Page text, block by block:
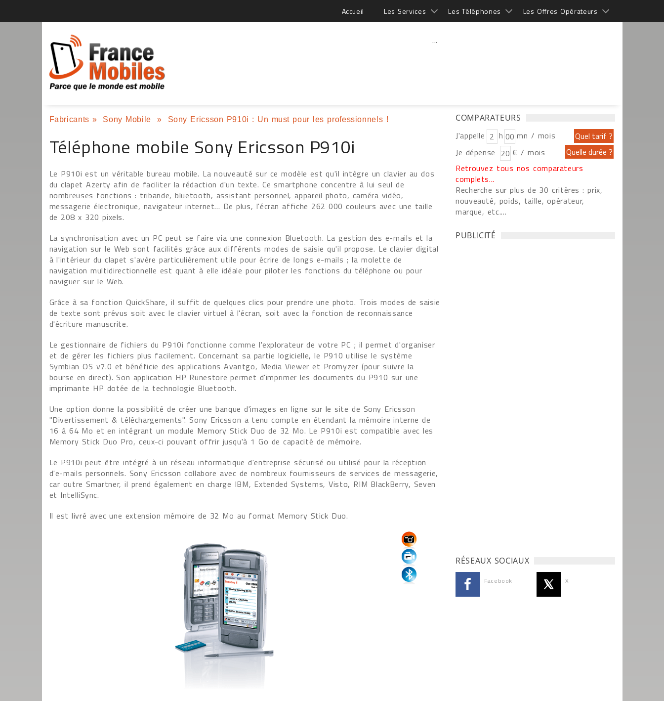
Accueil Les Services Les Téléphones Les Offres Opérateurs
...
Fabricants » Sony Mobile » Sony Ericsson P910i : Un must pour les professionnels !
Téléphone mobile Sony Ericsson P910i
Le P910i est un véritable bureau mobile. La nouveauté sur ce modèle est qu'il intègre un clavier au dos
du clapet Azerty afin de faciliter la rédaction d'un texte. Ce smartphone concentre à lui seul de
nombreuses fonctions : tribande, bluetooth, assistant personnel, appareil photo, caméra vidéo,
messagerie électronique, navigateur internet... De plus, l'écran affiche 262 000 couleurs avec une taille
de 208 x 320 pixels.
La synchronisation avec un PC peut se faire via une connexion Bluetooth. La gestion des e-mails et la
navigation sur le Web sont facilités grâce aux différents modes de saisie qu'il propose. Le clavier digital
à l'intérieur du clapet s'avère particulièrement utile pour écrire de longs e-mails ; la molette de
navigation multidirectionnelle est quant à elle idéale pour piloter les fonctions du téléphone ou pour
naviguer sur le Web.
Grâce à sa fonction QuickShare, il suffit de quelques clics pour prendre une photo. Trois modes de saisie
de texte sont prévus soit avec le clavier virtuel à l'écran, soit avec la fonction de reconnaissance
d'écriture manuscrite.
Le gestionnaire de fichiers du P910i fonctionne comme l'explorateur de votre PC ; il permet d'organiser
et de gérer les fichiers plus facilement. Concernant sa partie logicielle, le P910 utilise le système
Symbian OS v7.0 et bénéficie des applications Avantgo, Media Viewer et Promyzer (pour suivre la
bourse en direct). Son application HP Runestore permet d'imprimer les documents du P910 sur une
imprimante HP dotée de la technologie Bluetooth.
Une option donne la possibilité de créer une banque d'images en ligne sur le site de Sony Ericsson
"Divertissement & téléchargements". Sony Ericsson a tenu compte en étendant la mémoire interne de
16 à 64 Mo et en intégrant un module Memory Stick Duo de 32 Mo. Le P910i est compatible avec les
Memory Stick Duo Pro, ceux-ci pouvant offrir jusqu'à 1 Go de capacité de mémoire.
Le P910i peut être intégré à un réseau informatique d'entreprise sécurisé ou utilisé pour la réception
d'e-mails personnels. Sony Ericsson collabore avec de nombreux fournisseurs de services de messagerie,
car outre Smartner, il prend également en charge IBM, Extended Systems, Visto, RIM BlackBerry, Seven
et IntelliSync.
Il est livré avec une extension mémoire de 32 Mo au format Memory Stick Duo.
COMPARATEURS
J'appelle h
mn / mois
Je dépense
€ / mois
Retrouvez tous nos comparateurs
complets...
Recherche sur plus de 30 critères : prix,
nouveauté, poids, taille, opérateur,
marque, etc....
PUBLICITÉ
RÉSEAUX SOCIAUX
Facebook X